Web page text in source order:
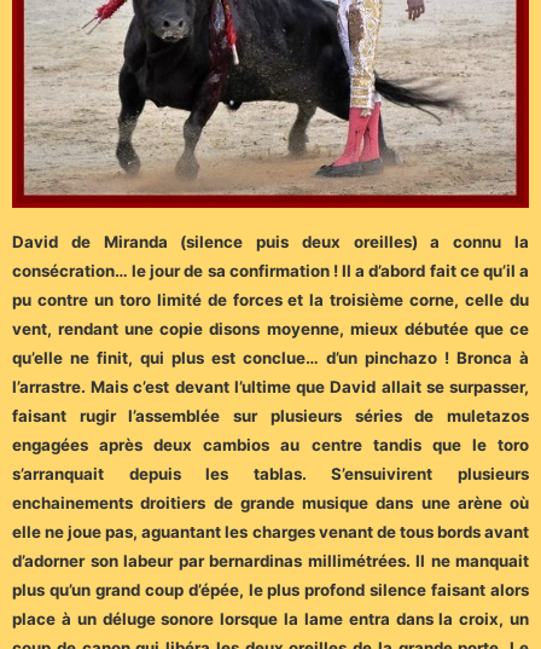
David de Miranda (silence puis deux oreilles) a connu la
consécration… le jour de sa confirmation ! Il a d’abord fait ce qu’il a
pu contre un toro limité de forces et la troisième corne, celle du
vent, rendant une copie disons moyenne, mieux débutée que ce
qu’elle ne finit, qui plus est conclue… d’un pinchazo ! Bronca à
l’arrastre. Mais c’est devant l’ultime que David allait se surpasser,
faisant rugir l’assemblée sur plusieurs séries de muletazos
engagées après deux cambios au centre tandis que le toro
s’arranquait depuis les tablas. S’ensuivirent plusieurs
enchainements droitiers de grande musique dans une arène où
elle ne joue pas, aguantant les charges venant de tous bords avant
d’adorner son labeur par bernardinas millimétrées. Il ne manquait
plus qu’un grand coup d’épée, le plus profond silence faisant alors
place à un déluge sonore lorsque la lame entra dans la croix, un